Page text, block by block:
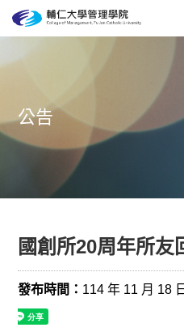
公告
國創所20周年所友
發布時間： 114 年 11 月 18 日